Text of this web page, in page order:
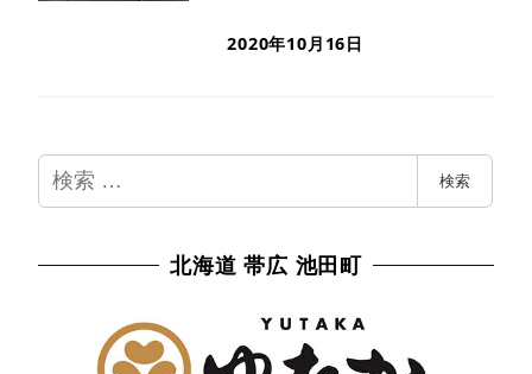
2020年10月16日
検
索
検索
北海道 帯広 池田町